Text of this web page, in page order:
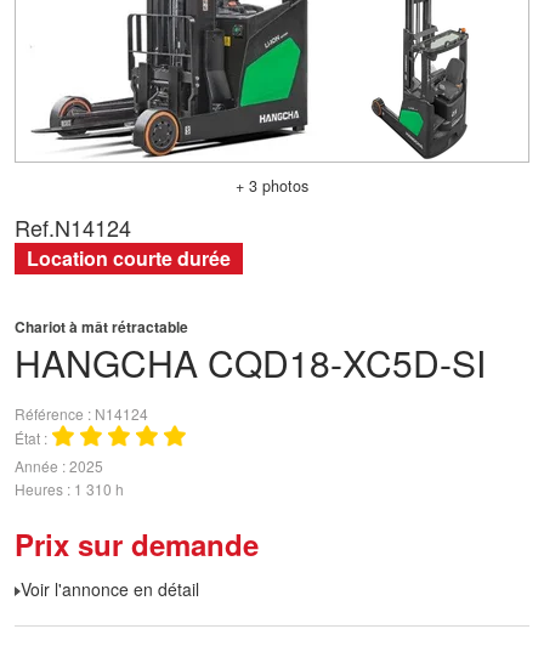
+ 3 photos
HANGCHA CQD18-XC5D-SI
Chariot à mât rétractable
Référence
N14124
État
Année 2025
Heures 1 310 h
Prix sur demande
Voir l'annonce en détail
Ref.N14124
Location courte durée